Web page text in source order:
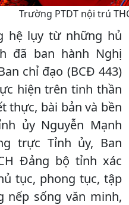
Trường PTDT nội trú
hệ lụy từ những hủ
đã ban hành Nghị
chỉ đạo (BCĐ 443)
hiện trên tinh thần
thực, bài bản và bền
ủy Nguyễn Mạnh
trực Tỉnh ủy, Ban
Đảng bộ tỉnh xác
tục, phong tục, tập
nếp sống văn minh,